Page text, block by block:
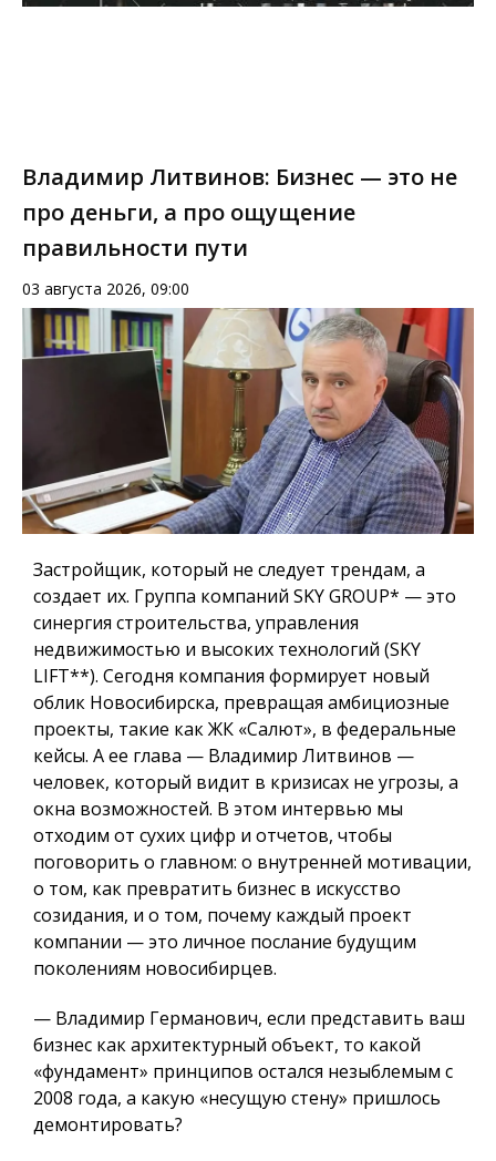
Владимир Литвинов: Бизнес — это не
про деньги, а про ощущение
правильности пути
03 августа 2026, 09:00
Застройщик, который не следует трендам, а
создает их. Группа компаний SKY GROUP* — это
синергия строительства, управления
недвижимостью и высоких технологий (SKY
LIFT**). Сегодня компания формирует новый
облик Новосибирска, превращая амбициозные
проекты, такие как ЖК «Салют», в федеральные
кейсы. А ее глава — Владимир Литвинов —
человек, который видит в кризисах не угрозы, а
окна возможностей. В этом интервью мы
отходим от сухих цифр и отчетов, чтобы
поговорить о главном: о внутренней мотивации,
о том, как превратить бизнес в искусство
созидания, и о том, почему каждый проект
компании — это личное послание будущим
поколениям новосибирцев.
— Владимир Германович, если представить ваш
бизнес как архитектурный объект, то какой
«фундамент» принципов остался незыблемым с
2008 года, а какую «несущую стену» пришлось
демонтировать?